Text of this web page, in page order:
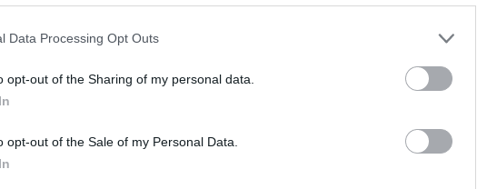
Data Processing Opt Outs
opt-out of the Sharing of my personal data.
opt-out of the Sale of my Personal Data.